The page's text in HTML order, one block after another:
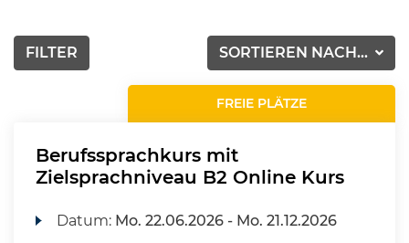
SORTIEREN NACH...
FILTER
FREIE PLÄTZE
Berufssprachkurs mit
Zielsprachniveau B2 Online Kurs
Datum: Mo. 22.06.2026 - Mo. 21.12.2026